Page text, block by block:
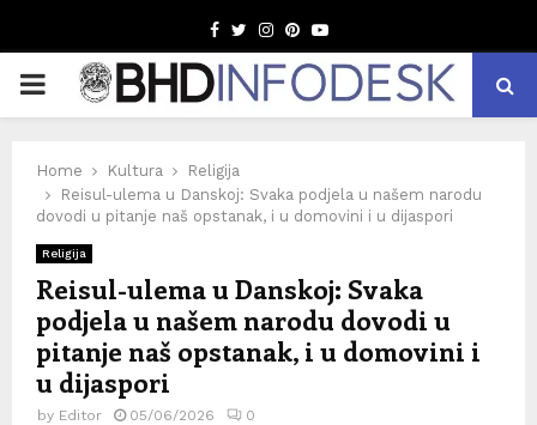
Facebook
TwitterInstagram
Pinterest
Youtube
PRIMARY
Home Kultura
Religija
Reisul-ulema u Danskoj: Svaka podjela u našem narodu
dovodi u pitanje naš opstanak, i u domovini i u dijaspori
Religija
Reisul-ulema u Danskoj: Svaka
podjela u našem narodu dovodi u
pitanje naš opstanak, i u domovini i
u dijaspori
by Editor 05/06/2026 0